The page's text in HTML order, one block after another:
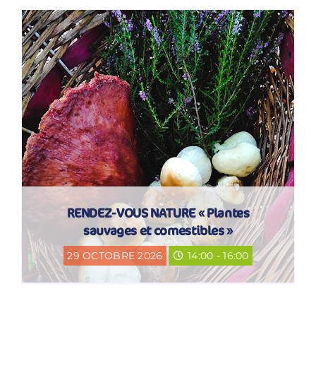
RENDEZ-VOUS NATURE « Plantes
sauvages et comestibles »
29 OCTOBRE 2026 14:00 - 16:00